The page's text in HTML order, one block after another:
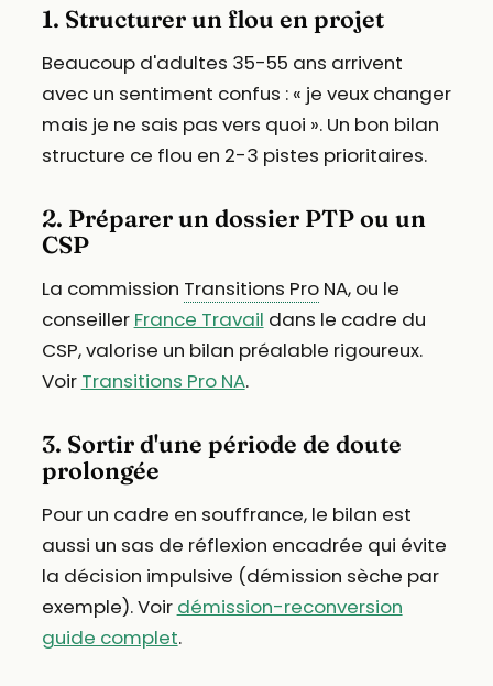
1. Structurer un flou en projet
Beaucoup d'adultes 35-55 ans arrivent
avec un sentiment confus : « je veux changer
mais je ne sais pas vers quoi ». Un bon bilan
structure ce flou en 2-3 pistes prioritaires.
2. Préparer un dossier PTP ou un
CSP
La commission Transitions ProNA, ou le
conseiller France Travail dans le cadre du
CSP, valorise un bilan préalable rigoureux.
Voir Transitions Pro NA.
3. Sortir d'une période de doute
prolongée
Pour un cadre en souffrance, le bilan est
aussi un sas de réflexion encadrée qui évite
la décision impulsive (démission sèche par
exemple). Voir démission-reconversion
guide complet.